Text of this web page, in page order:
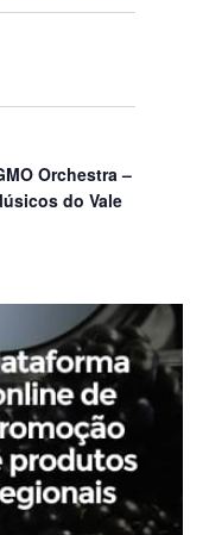
Orchestra –
do Vale